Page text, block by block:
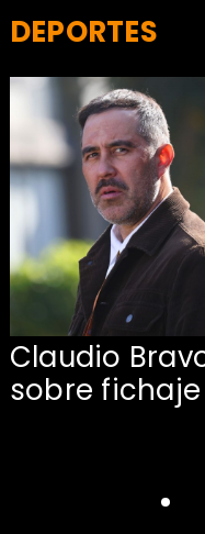
Claudio
sobre
DEPORTES